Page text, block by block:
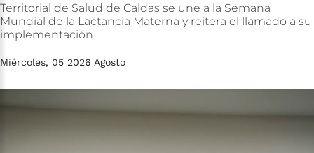
Territorial de Salud de Caldas se une a la Semana
Mundial de la Lactancia Materna y reitera el llamado a su
implementación
Miércoles, 05 2026 Agosto